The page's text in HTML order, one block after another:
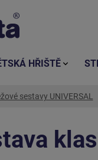
sestavy UNIVERSAL
HŘIŠTĚ